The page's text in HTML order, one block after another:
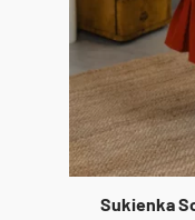
Sukienka